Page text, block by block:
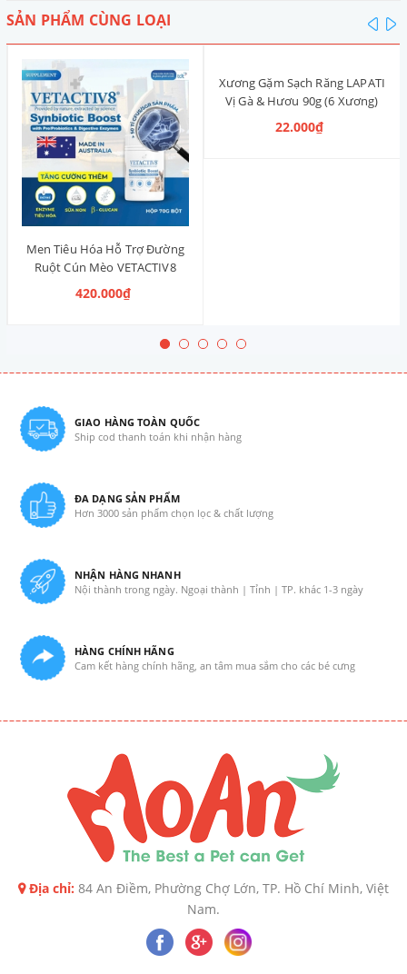
SẢN PHẨM CÙNG LOẠI
Men Tiêu Hóa Hỗ Trợ Đường
Ruột Cún Mèo VETACTIV8
Synbiotic Boost Úc 70g
420.000₫
Xương Gặm Sạch Răng LAPATI
Vị Gà & Hươu 90g (6 Xương)
22.000₫
GIAO HÀNG TOÀN QUỐC
Ship cod thanh toán khi nhận hàng
ĐA DẠNG SẢN PHẨM
Hơn 3000 sản phẩm chọn lọc & chất lượng
NHẬN HÀNG NHANH
Nội thành trong ngày. Ngoại thành | Tỉnh | TP. khác 1-3 ngày
HÀNG CHÍNH HÃNG
Cam kết hàng chính hãng, an tâm mua sắm cho các bé cưng
Địa chỉ: 84 An Điềm, Phường Chợ Lớn, TP. Hồ Chí Minh, Việt
Nam.